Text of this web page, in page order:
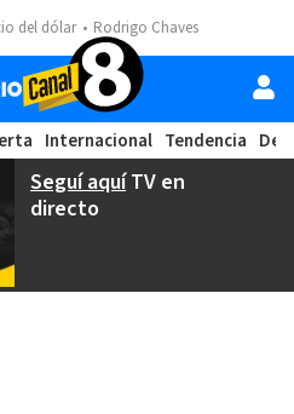
del dólar Rodrigo Chaves
Internacional Tendencia
Seguí aquíTV en
directo